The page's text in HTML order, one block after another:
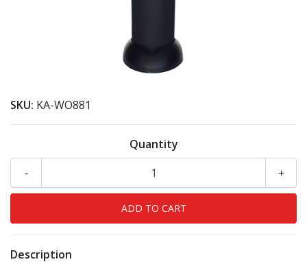
SKU: KA-WO881
Quantity
+
-
Description